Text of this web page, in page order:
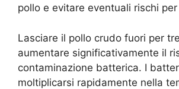
pollo e evitare eventuali rischi
Lasciare il pollo crudo fuori per
aumentare significativamente il
contaminazione batterica. I
moltiplicarsi rapidamente nella